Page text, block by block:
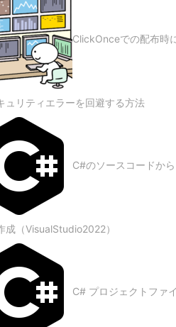
ClickOnceでの配布時
ュリティエラーを回避する方法
C#のソースコードか
成（VisualStudio2022）
C# プロジェクトファ